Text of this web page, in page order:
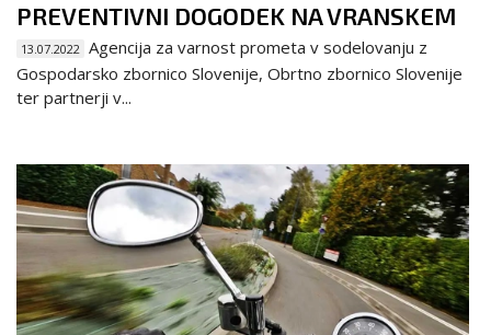
PREVENTIVNI DOGODEK NA VRANSKEM
13.07.2022 Agencija za varnost prometa v sodelovanju z
Gospodarsko zbornico Slovenije, Obrtno zbornico Slovenije
ter partnerji v...